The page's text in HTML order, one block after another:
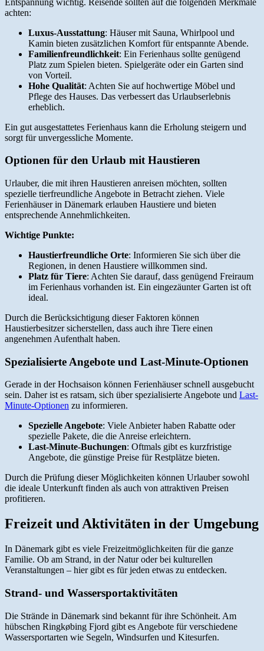
achten:
Luxus-Ausstattung: Häuser mit Sauna, Whirlpool und
Kamin bieten zusätzlichen Komfort für entspannte Abende.
Familienfreundlichkeit: Ein Ferienhaus sollte genügend
Platz zum Spielen bieten. Spielgeräte oder ein Garten sind
von Vorteil.
Hohe Qualität: Achten Sie auf hochwertige Möbel und
Pflege des Hauses. Das verbessert das Urlaubserlebnis
erheblich.
Ein gut ausgestattetes Ferienhaus kann die Erholung steigern und
sorgt für unvergessliche Momente.
Optionen für den Urlaub mit Haustieren
Urlauber, die mit ihren Haustieren anreisen möchten, sollten
spezielle tierfreundliche Angebote in Betracht ziehen. Viele
Ferienhäuser in Dänemark erlauben Haustiere und bieten
entsprechende Annehmlichkeiten.
Wichtige Punkte:
Haustierfreundliche Orte: Informieren Sie sich über die
Regionen, in denen Haustiere willkommen sind.
Platz für Tiere: Achten Sie darauf, dass genügend Freiraum
im Ferienhaus vorhanden ist. Ein eingezäunter Garten ist oft
ideal.
Durch die Berücksichtigung dieser Faktoren können
Haustierbesitzer sicherstellen, dass auch ihre Tiere einen
angenehmen Aufenthalt haben.
Spezialisierte Angebote und Last-Minute-Optionen
Gerade in der Hochsaison können Ferienhäuser schnell ausgebucht
sein. Daher ist es ratsam, sich über spezialisierte Angebote und Last-
Minute-Optionen zu informieren.
Spezielle Angebote: Viele Anbieter haben Rabatte oder
spezielle Pakete, die die Anreise erleichtern.
Last-Minute-Buchungen: Oftmals gibt es kurzfristige
Angebote, die günstige Preise für Restplätze bieten.
Durch die Prüfung dieser Möglichkeiten können Urlauber sowohl
die ideale Unterkunft finden als auch von attraktiven Preisen
profitieren.
Freizeit und Aktivitäten in der Umgebung
In Dänemark gibt es viele Freizeitmöglichkeiten für die ganze
Familie. Ob am Strand, in der Natur oder bei kulturellen
Veranstaltungen – hier gibt es für jeden etwas zu entdecken.
Strand- und Wassersportaktivitäten
Die Strände in Dänemark sind bekannt für ihre Schönheit. Am
hübschen Ringkøbing Fjord gibt es Angebote für verschiedene
Wassersportarten wie Segeln, Windsurfen und Kitesurfen.